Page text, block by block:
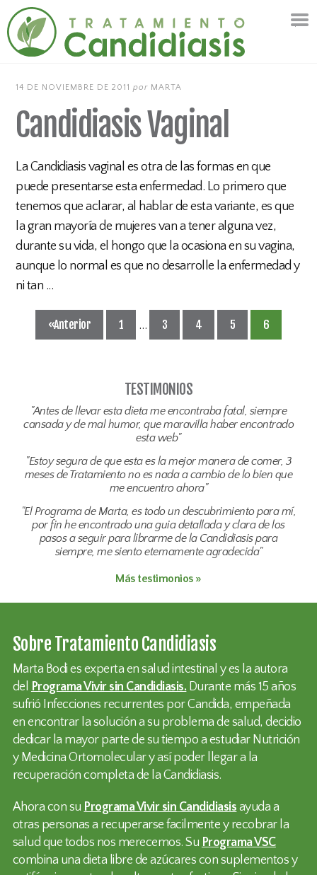
14 DE NOVIEMBRE DE 2011 por MARTA
Candidiasis Vaginal
La Candidiasis vaginal es otra de las formas en que
puede presentarse esta enfermedad. Lo primero que
tenemos que aclarar, al hablar de esta variante, es que
la gran mayoría de mujeres van a tener alguna vez,
durante su vida, el hongo que la ocasiona en su vagina,
aunque lo normal es que no desarrolle la enfermedad y
ni tan ...
«Anterior 1 … 3 4 5 6
TESTIMONIOS
"Antes de llevar esta dieta me encontraba fatal, siempre
cansada y de mal humor, que maravilla haber encontrado
esta web"
"Estoy segura de que esta es la mejor manera de comer, 3
meses de Tratamiento no es nada a cambio de lo bien que
me encuentro ahora"
"El Programa de Marta, es todo un descubrimiento para mí,
por fin he encontrado una guia detallada y clara de los
pasos a seguir para librarme de la Candidiasis para
siempre, me siento eternamente agradecida"
Más testimonios »
Sobre Tratamiento Candidiasis
Marta Bodi es experta en salud intestinal y es la autora
del Programa Vivir sin Candidiasis. Durante más 15 años
sufrió Infecciones recurrentes por Candida, empeñada
en encontrar la solución a su problema de salud, decidio
dedicar la mayor parte de su tiempo a estudiar Nutrición
y Medicina Ortomolecular y así poder llegar a la
recuperación completa de la Candidiasis.
Ahora con su Programa Vivir sin Candidiasis ayuda a
otras personas a recuperarse facilmente y recobrar la
salud que todos nos merecemos. Su Programa VSC
combina una dieta libre de azúcares con suplementos y